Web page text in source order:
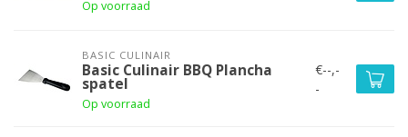
Op voorraad
BASIC CULINAIR
Basic Culinair BBQ Plancha
spatel
Op voorraad
€--,-
-